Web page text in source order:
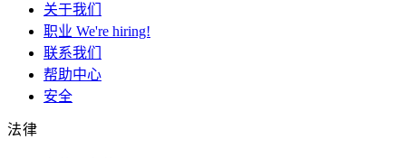
关于我们
职业 We're hiring!
联系我们
帮助中心
安全
法律